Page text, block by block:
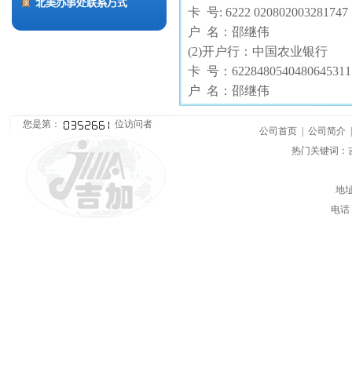
卡 号: 6222 020802003281747
户 名：邵继伟
(2)开户行：中国农业银行
卡 号：6228480540480645311
户 名：邵继伟
您是第： 位访问者
公司首页| 公司简介
热门关键词：
地
电话